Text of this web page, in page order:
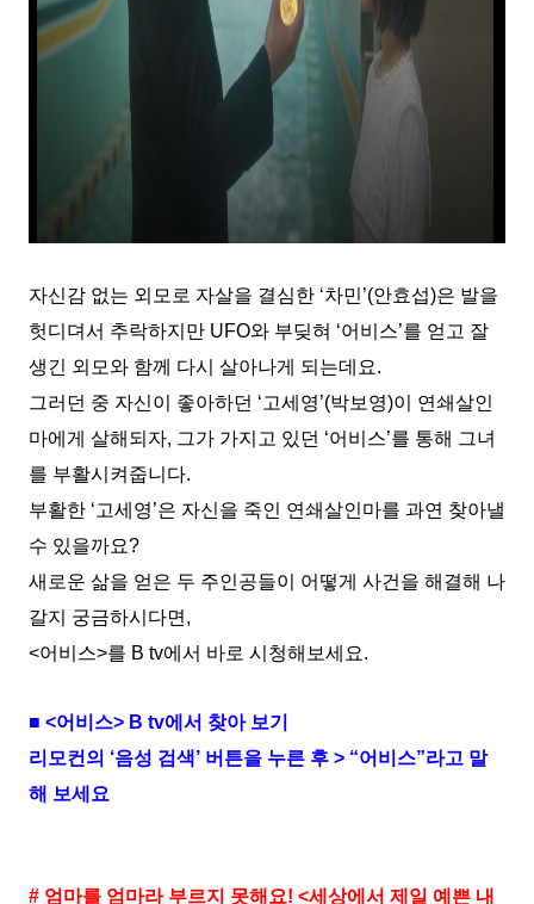
자신감 없는 외모로 자살을 결심한 ‘차민’(안효섭)은 발을
헛디뎌서 추락하지만 UFO와 부딪혀 ‘어비스’를 얻고 잘
생긴 외모와 함께 다시 살아나게 되는데요.
그러던 중 자신이 좋아하던 ‘고세영’(박보영)이 연쇄살인
마에게 살해되자, 그가 가지고 있던 ‘어비스’를 통해 그녀
를 부활시켜줍니다.
부활한 ‘고세영’은 자신을 죽인 연쇄살인마를 과연 찾아낼
수 있을까요?
새로운 삶을 얻은 두 주인공들이 어떻게 사건을 해결해 나
갈지 궁금하시다면,
<어비스>를 B tv에서 바로 시청해보세요.
■ <어비스> B tv에서 찾아 보기
리모컨의 ‘음성 검색’ 버튼을 누른 후 > “어비스”라고 말
해 보세요
# 엄마를 엄마라 부르지 못해요! <세상에서 제일 예쁜 내